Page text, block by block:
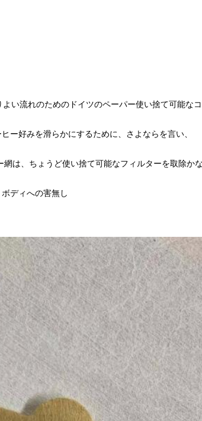
い流れのためのドイツのペーパー使い捨て可能な
ー好みを滑らかにするために、さよならを言い、
は、ちょうど使い捨て可能なフィルターを取除か
ディへの害無し